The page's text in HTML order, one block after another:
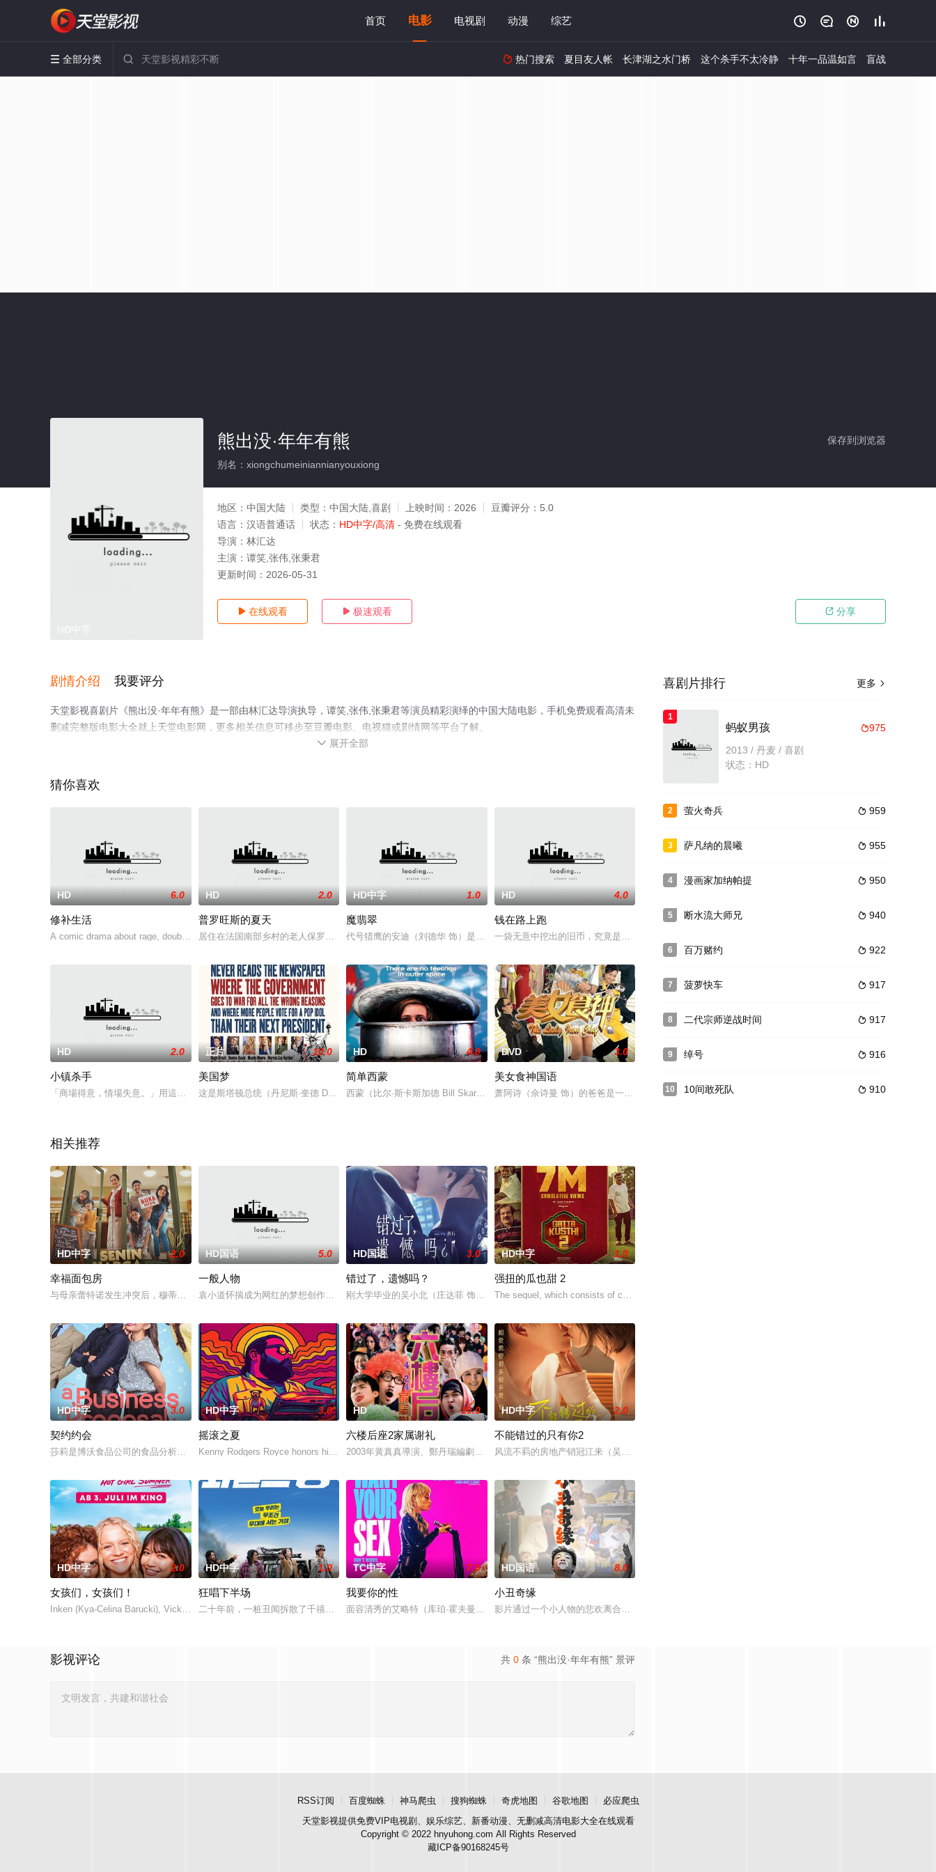
首页 电影 电视剧 动漫 综艺    
 全部分类   热门搜索 夏目友人帐 长津湖之水门桥 这个杀手不太冷静 十年一品温如言 盲战
保存到浏览器
熊出没·年年有熊
别名：xiongchumeiniannianyouxiong
地区： 中国大陆 类型： 中国大陆,喜剧 上映时间： 2026 豆瓣评分： 5.0
语言： 汉语普通话 状态： HD中字/高清 - 免费在线观看
导演： 林汇达
主演： 谭笑,张伟,张秉君
更新时间： 2026-05-31
 在线观看  极速观看  分享
剧情介绍 我要评分
天堂影视喜剧片《熊出没·年年有熊》是一部由林汇达导演执导，谭笑,张伟,张秉君等演员精彩演绎的中国大陆电影，手机免费观看高清未
删减完整版电影大全就上天堂电影网，更多相关信息可移步至豆瓣电影、电视猫或剧情网等平台了解。
 展开全部
猜你喜欢
HD 6.0
修补生活
A comic drama about rage, doubt, lust, madness, and other br
HD 2.0
普罗旺斯的夏天
居住在法国南部乡村的老人保罗，在一个暑假突然迎来了三个不速之客——来自巴黎的外孙女和外孙。认知的分歧加上与女儿多年的失和
HD中字 1.0
魔翡翠
代号猎鹰的安迪（刘德华 饰）是知名冒险专家，连警方也常拜托他出面解决棘手问题。安迪与搭档碰撞球（王晶 饰）总能利用身手与
HD 4.0
钱在路上跑
一袋无意中挖出的旧币，究竟是开启克里木、阿里木、赛里木三人幸福大门的钥匙还是制造无数麻烦的绊脚石
HD 2.0
小镇杀手
「商場得意，情場失意。」用這句話形容商人伊博和愛德華，尚嫌太客氣。兩人一個胖、一個魯，成天插科打諢，滿腦子性愛。偏偏老婆
正片 10.0
美国梦
这是斯塔顿总统（丹尼斯·奎德 Dennis Quaid 饰）这几年来头一遭翻开报纸，没想到，关于自己的负面新闻以排山倒海
HD 4.0
简单西蒙
西蒙（比尔·斯卡斯加德 Bill Skarsg?rd 饰）是一个患有亚斯伯格症的男孩，他是个物理天才，但不能忍受和人发生
DVD 3.0
美女食神国语
萧阿诗（佘诗曼 饰）的爸爸是一个老阿飞，自小便受父亲溺爱的她甚少入厨，就算一晚方便面也不懂烹调。在
相关推荐
HD中字 2.0
幸福面包房
与母亲蕾特诺发生冲突后，穆蒂亚离家出走，决心证明自己的独立，然而三年后她不得不与家人和解
HD国语 5.0
一般人物
袁小道怀揣成为网红的梦想创作短视频，并与周小乙等人组建了“红透半边天”团队。然而团队在发展过程中遭遇了诸多矛盾与分歧，幸
HD国语 3.0
错过了，遗憾吗？
刚大学毕业的吴小北（庄达菲 饰）被初恋男友李天昊（周澄奧 饰）断崖式分手后陷入无尽的情绪反扑。她沉溺于失恋的痛苦，闺蜜米
HD中字 1.0
强扭的瓜也甜 2
The sequel, which consists of consecutive events following t
HD中字 3.0
契约约会
莎莉是博沃食品公司的食品分析师，如今陷入财务困境，她答应为挚友雅斯敏牵线搭桥，为她安排相亲。原来，雅斯敏的约会对象是乌塔
HD中字 3.0
摇滚之夏
Kenny Rodgers Royce honors his late mother's legacy by f
HD 10.0
六楼后座2家属谢礼
2003年黃真真導演、鄭丹瑞編劇的喜劇《六樓后座》拍出香港新一代的愛情面面觀，其中「Truth orDare」大膽遊戲更
HD中字 2.0
不能错过的只有你2
风流不羁的房地产销冠江来（吴翊歌 饰），为利益化身“深情画家”，步步为营接近倔强女医生李梦（李萌萌 饰
HD中字 2.0
女孩们，女孩们！
Inken (Kya-Celina Barucki), Vicky (Julia Novohradsky) und Le
HD中字 1.0
狂唱下半场
二十年前，一桩丑闻拆散了千禧年初期当红的韩国流行三人团体。如今，三人为了一场仅有一次的演出再度合体，前提是他们得克服接踵
TC中字 7.0
我要你的性
面容清秀的艾略特（库珀·霍夫曼 Cooper Hoffman 饰）在著名艺术家艾丽卡·特蕾西（奥利维亚·王尔德 Oliv
HD国语 8.0
小丑奇缘
影片通过一个小人物的悲欢离合，宣扬了树立正确的恋爱观生活观的必要性，鞭挞了追金，虚荣等错误的观念
共 0 条 “熊出没·年年有熊” 景评
影视评论
更多 
喜剧片排行
1
975
蚂蚁男孩
2013 / 丹麦 / 喜剧
状态：HD
2  959
萤火奇兵
3  955
萨凡纳的晨曦
4  950
漫画家加纳帕提
5  940
断水流大师兄
6  922
百万赌约
7  917
菠萝快车
8  917
二代宗师逆战时间
9  916
绰号
10  910
10间敢死队
RSS订阅 百度蜘蛛 神马爬虫 搜狗蜘蛛 奇虎地图 谷歌地图
必应爬虫
天堂影视提供免费VIP电视剧、娱乐综艺、新番动漫、无删减高清电影大全在线观看
Copyright © 2022 hnyuhong.com All Rights Reserved
藏ICP备90168245号